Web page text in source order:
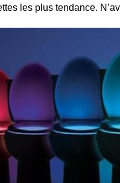
les plus tendance.